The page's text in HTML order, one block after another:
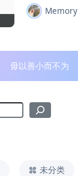
Memory
毋以善小而不为
未分类